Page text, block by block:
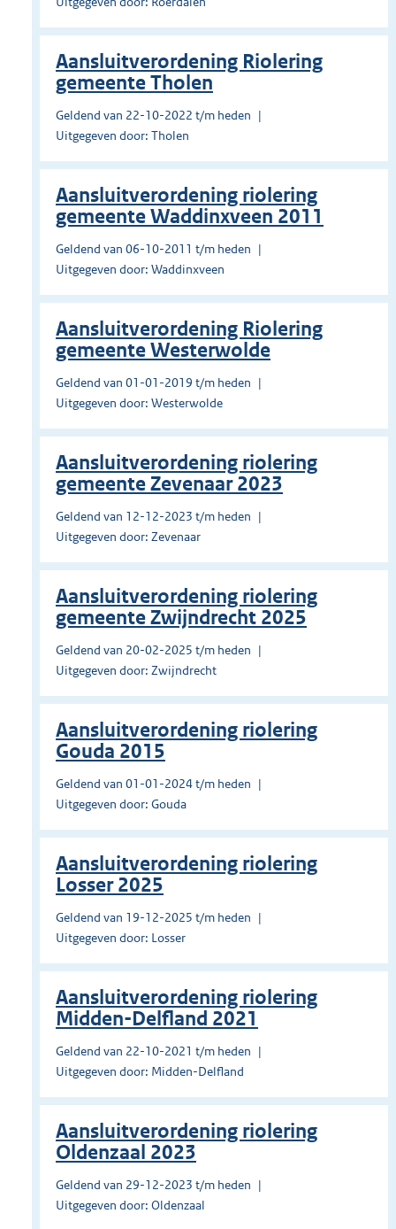
Aansluitverordening Riolering
gemeente Tholen
Geldend van 22-10-2022 t/m heden
Uitgegeven door: Tholen
Aansluitverordening riolering
gemeente Waddinxveen 2011
Geldend van 06-10-2011 t/m heden
Uitgegeven door: Waddinxveen
Aansluitverordening Riolering
gemeente Westerwolde
Geldend van 01-01-2019 t/m heden
Uitgegeven door: Westerwolde
Aansluitverordening riolering
gemeente Zevenaar 2023
Geldend van 12-12-2023 t/m heden
Uitgegeven door: Zevenaar
Aansluitverordening riolering
gemeente Zwijndrecht 2025
Geldend van 20-02-2025 t/m heden
Uitgegeven door: Zwijndrecht
Aansluitverordening riolering
Gouda 2015
Geldend van 01-01-2024 t/m heden
Uitgegeven door: Gouda
Aansluitverordening riolering
Losser 2025
Geldend van 19-12-2025 t/m heden
Uitgegeven door: Losser
Aansluitverordening riolering
Midden-Delfland 2021
Geldend van 22-10-2021 t/m heden
Uitgegeven door: Midden-Delfland
Aansluitverordening riolering
Oldenzaal 2023
Geldend van 29-12-2023 t/m heden
Uitgegeven door: Oldenzaal